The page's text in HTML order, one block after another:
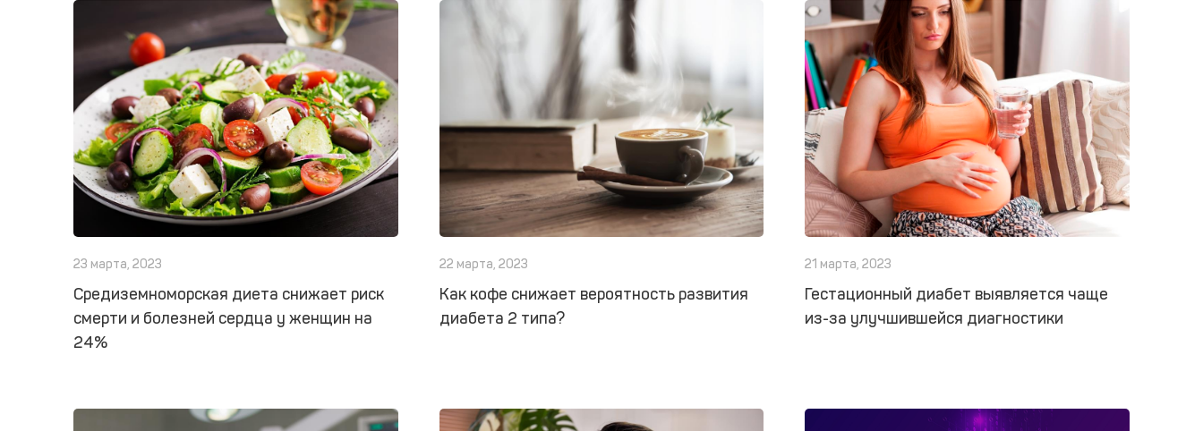
23 марта, 2023
Средиземноморская диета снижает риск
смерти и болезней сердца у женщин на
24%
22 марта, 2023
Как кофе снижает вероятность развития
диабета 2 типа?
21 марта, 2023
Гестационный диабет выявляется чаще
из-за улучшившейся диагностики